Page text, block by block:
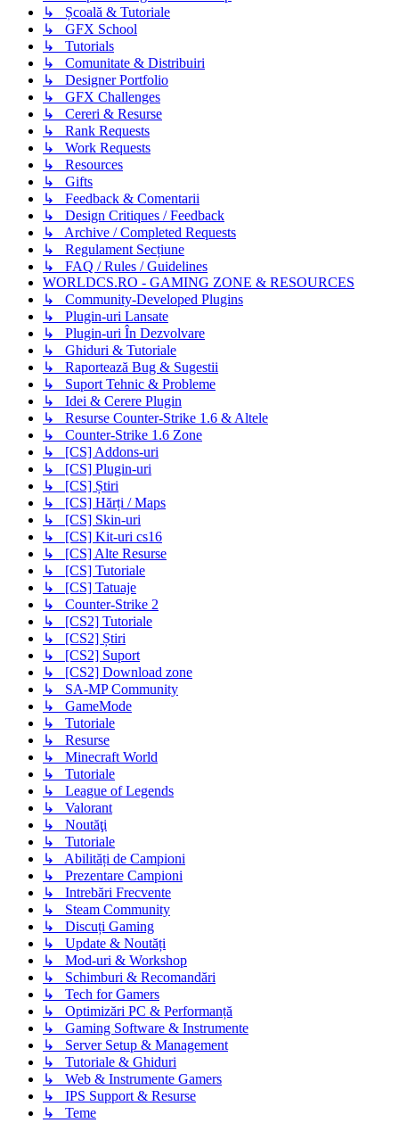
↳ Școală & Tutoriale
↳ GFX School
↳ Tutorials
↳ Comunitate & Distribuiri
↳ Designer Portfolio
↳ GFX Challenges
↳ Cereri & Resurse
↳ Rank Requests
↳ Work Requests
↳ Resources
↳ Gifts
↳ Feedback & Comentarii
↳ Design Critiques / Feedback
↳ Archive / Completed Requests
↳ Regulament Secțiune
↳ FAQ / Rules / Guidelines
WORLDCS.RO - GAMING ZONE & RESOURCES
↳ Community-Developed Plugins
↳ Plugin-uri Lansate
↳ Plugin-uri În Dezvolvare
↳ Ghiduri & Tutoriale
↳ Raportează Bug & Sugestii
↳ Suport Tehnic & Probleme
↳ Idei & Cerere Plugin
↳ Resurse Counter-Strike 1.6 & Altele
↳ Counter-Strike 1.6 Zone
↳ [CS] Addons-uri
↳ [CS] Plugin-uri
↳ [CS] Știri
↳ [CS] Hărți / Maps
↳ [CS] Skin-uri
↳ [CS] Kit-uri cs16
↳ [CS] Alte Resurse
↳ [CS] Tutoriale
↳ [CS] Tatuaje
↳ Counter-Strike 2
↳ [CS2] Tutoriale
↳ [CS2] Știri
↳ [CS2] Suport
↳ [CS2] Download zone
↳ SA-MP Community
↳ GameMode
↳ Tutoriale
↳ Resurse
↳ Minecraft World
↳ Tutoriale
↳ League of Legends
↳ Valorant
↳ Noutăţi
↳ Tutoriale
↳ Abilități de Campioni
↳ Prezentare Campioni
↳ Intrebări Frecvente
↳ Steam Community
↳ Discuți Gaming
↳ Update & Noutăți
↳ Mod-uri & Workshop
↳ Schimburi & Recomandări
↳ Tech for Gamers
↳ Optimizări PC & Performanță
↳ Gaming Software & Instrumente
↳ Server Setup & Management
↳ Tutoriale & Ghiduri
↳ Web & Instrumente Gamers
↳ IPS Support & Resurse
↳ Teme